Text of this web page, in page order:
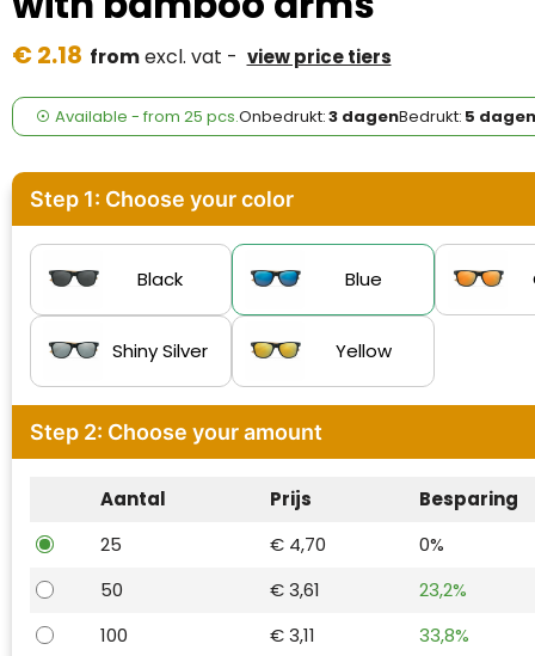
Fresh 'n Rebel
GolfOriginals
James Harvest
Kingcap
Mepal
Moleskine
MyKit
Ocean Bottle
Waterman
€ 2.18 fromexcl. vat - view price tiers
Available - from 25 pcs.Onbedrukt:3 dagenBedrukt: 5 dagen
Step 1: Choose your color
Black Blue
Shiny Silver Yellow
Step 2: Choose your amount
Aantal Prijs
Besparing
25
€ 4,70
0%
50
€ 3,61
23,2%
100
€ 3,11
33,8%